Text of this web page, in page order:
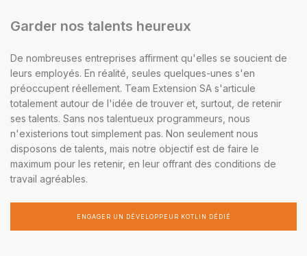
Garder nos talents heureux
De nombreuses entreprises affirment qu'elles se soucient de
leurs employés. En réalité, seules quelques-unes s'en
préoccupent réellement. Team Extension SA s'articule
totalement autour de l'idée de trouver et, surtout, de retenir
ses talents. Sans nos talentueux programmeurs, nous
n'existerions tout simplement pas. Non seulement nous
disposons de talents, mais notre objectif est de faire le
maximum pour les retenir, en leur offrant des conditions de
travail agréables.
ENGAGER UN DÉVELOPPEUR KOTLIN DÉDIÉ